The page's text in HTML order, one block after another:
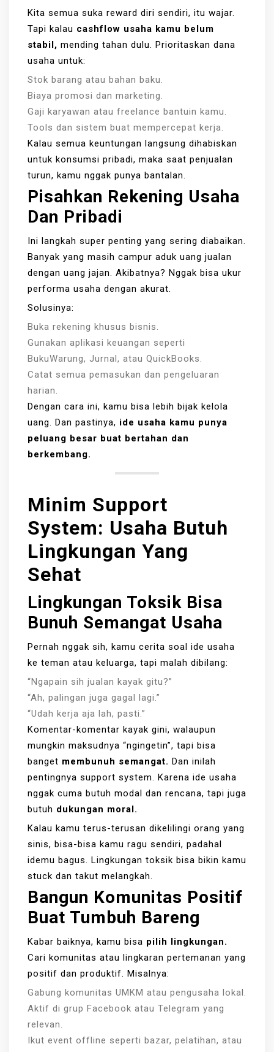
Kita semua suka reward diri sendiri, itu wajar.
Tapi kalau cashflow usaha kamu belum
stabil, mending tahan dulu. Prioritaskan dana
usaha untuk:
Stok barang atau bahan baku.
Biaya promosi dan marketing.
Gaji karyawan atau freelance bantuin kamu.
Tools dan sistem buat mempercepat kerja.
Kalau semua keuntungan langsung dihabiskan
untuk konsumsi pribadi, maka saat penjualan
turun, kamu nggak punya bantalan.
Pisahkan Rekening Usaha
Dan Pribadi
Ini langkah super penting yang sering diabaikan.
Banyak yang masih campur aduk uang jualan
dengan uang jajan. Akibatnya? Nggak bisa ukur
performa usaha dengan akurat.
Solusinya:
Buka rekening khusus bisnis.
Gunakan aplikasi keuangan seperti
BukuWarung, Jurnal, atau QuickBooks.
Catat semua pemasukan dan pengeluaran
harian.
Dengan cara ini, kamu bisa lebih bijak kelola
uang. Dan pastinya, ide usaha kamu punya
peluang besar buat bertahan dan
berkembang.
Minim Support
System: Usaha Butuh
Lingkungan Yang
Sehat
Lingkungan Toksik Bisa
Bunuh Semangat Usaha
Pernah nggak sih, kamu cerita soal ide usaha
ke teman atau keluarga, tapi malah dibilang:
“Ngapain sih jualan kayak gitu?”
“Ah, palingan juga gagal lagi.”
“Udah kerja aja lah, pasti.”
Komentar-komentar kayak gini, walaupun
mungkin maksudnya “ngingetin”, tapi bisa
banget membunuh semangat. Dan inilah
pentingnya support system. Karena ide usaha
nggak cuma butuh modal dan rencana, tapi juga
butuh dukungan moral.
Kalau kamu terus-terusan dikelilingi orang yang
sinis, bisa-bisa kamu ragu sendiri, padahal
idemu bagus. Lingkungan toksik bisa bikin kamu
stuck dan takut melangkah.
Bangun Komunitas Positif
Buat Tumbuh Bareng
Kabar baiknya, kamu bisa pilih lingkungan.
Cari komunitas atau lingkaran pertemanan yang
positif dan produktif. Misalnya:
Gabung komunitas UMKM atau pengusaha lokal.
Aktif di grup Facebook atau Telegram yang
relevan.
Ikut event offline seperti bazar, pelatihan, atau